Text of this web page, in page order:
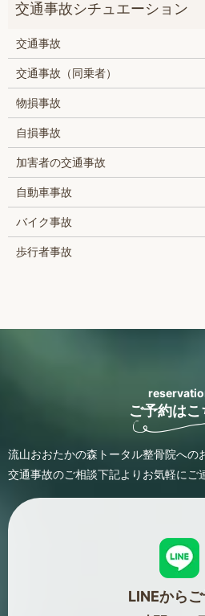
交通事故
交通事故（同乗者）
物損事故
自損事故
加害者の交通事故
自動車事故
バイク事故
歩行者事故
ご予約はこ
流山おおたかの森トータル整骨院への
交通事故のご相談下記よりお気軽にご
LINEから